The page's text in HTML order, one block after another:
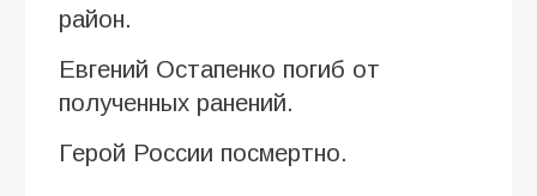
район.
Евгений Остапенко погиб от
полученных ранений.
Герой России посмертно.